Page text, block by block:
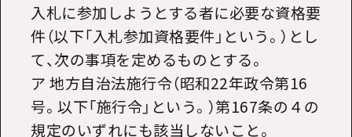
入札に参加しようとする者に必要な資格要
件（以下「入札参加資格要件」という。）とし
て、次の事項を定めるものとする。
ア 地方自治法施行令（昭和22年政令第16
号。以下「施行令」という。）第167条の４の
規定のいずれにも該当しないこと。